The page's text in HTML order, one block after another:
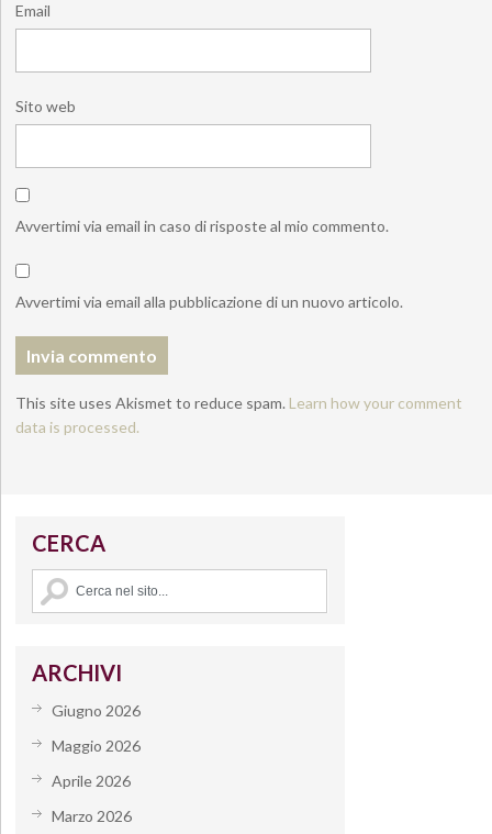
Email
Sito web
Avvertimi via email in caso di risposte al mio commento.
Avvertimi via email alla pubblicazione di un nuovo articolo.
This site uses Akismet to reduce spam. Learn how your comment
data is processed.
CERCA
ARCHIVI
Giugno 2026
Maggio 2026
Aprile 2026
Marzo 2026